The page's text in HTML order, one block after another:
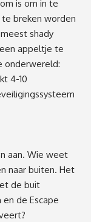
is om in te
breken worden
shady
appeltje te
onderwereld:
4-10
aan. Wie weet
naar buiten. Het
de buit
de Escape